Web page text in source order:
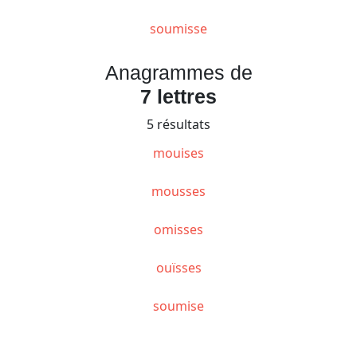
soumisse
Anagrammes de
7 lettres
5 résultats
mouises
mousses
omisses
ouïsses
soumise